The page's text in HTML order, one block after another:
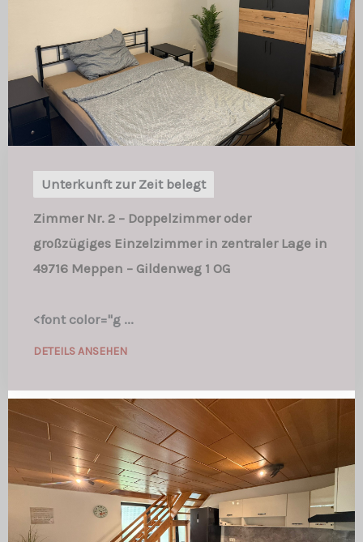
Unterkunft zur Zeit belegt
Zimmer Nr. 2 – Doppelzimmer oder
großzügiges Einzelzimmer in zentraler Lage in
49716 Meppen – Gildenweg 1 OG
<font color="g ...
DETEILS ANSEHEN